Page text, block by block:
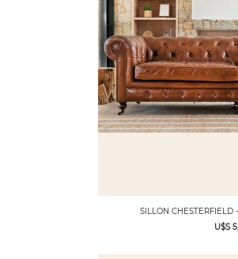
SILLON
U$S